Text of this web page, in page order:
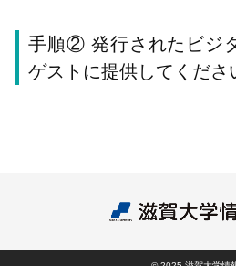
手順② 発行されたビジ
ゲストに提供してくださ